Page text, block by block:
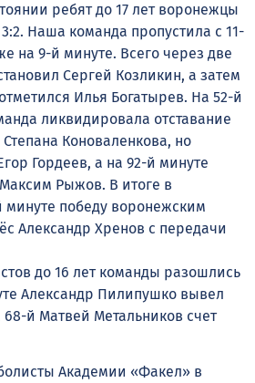
ребят до 17 лет воронежцы
Наша команда пропустила с 11-
на 9-й минуте. Всего через две
Сергей Козликин, а затем
Илья Богатырев. На 52-й
ликвидировала отставание
Коноваленкова, но
Гордеев, а на 92-й минуте
Рыжов. В итоге в
минуте победу воронежским
Александр Хренов с передачи
до 16 лет команды разошлись
Александр Пилипушко вывел
68-й Матвей Метальников счет
Академии «Факел» в